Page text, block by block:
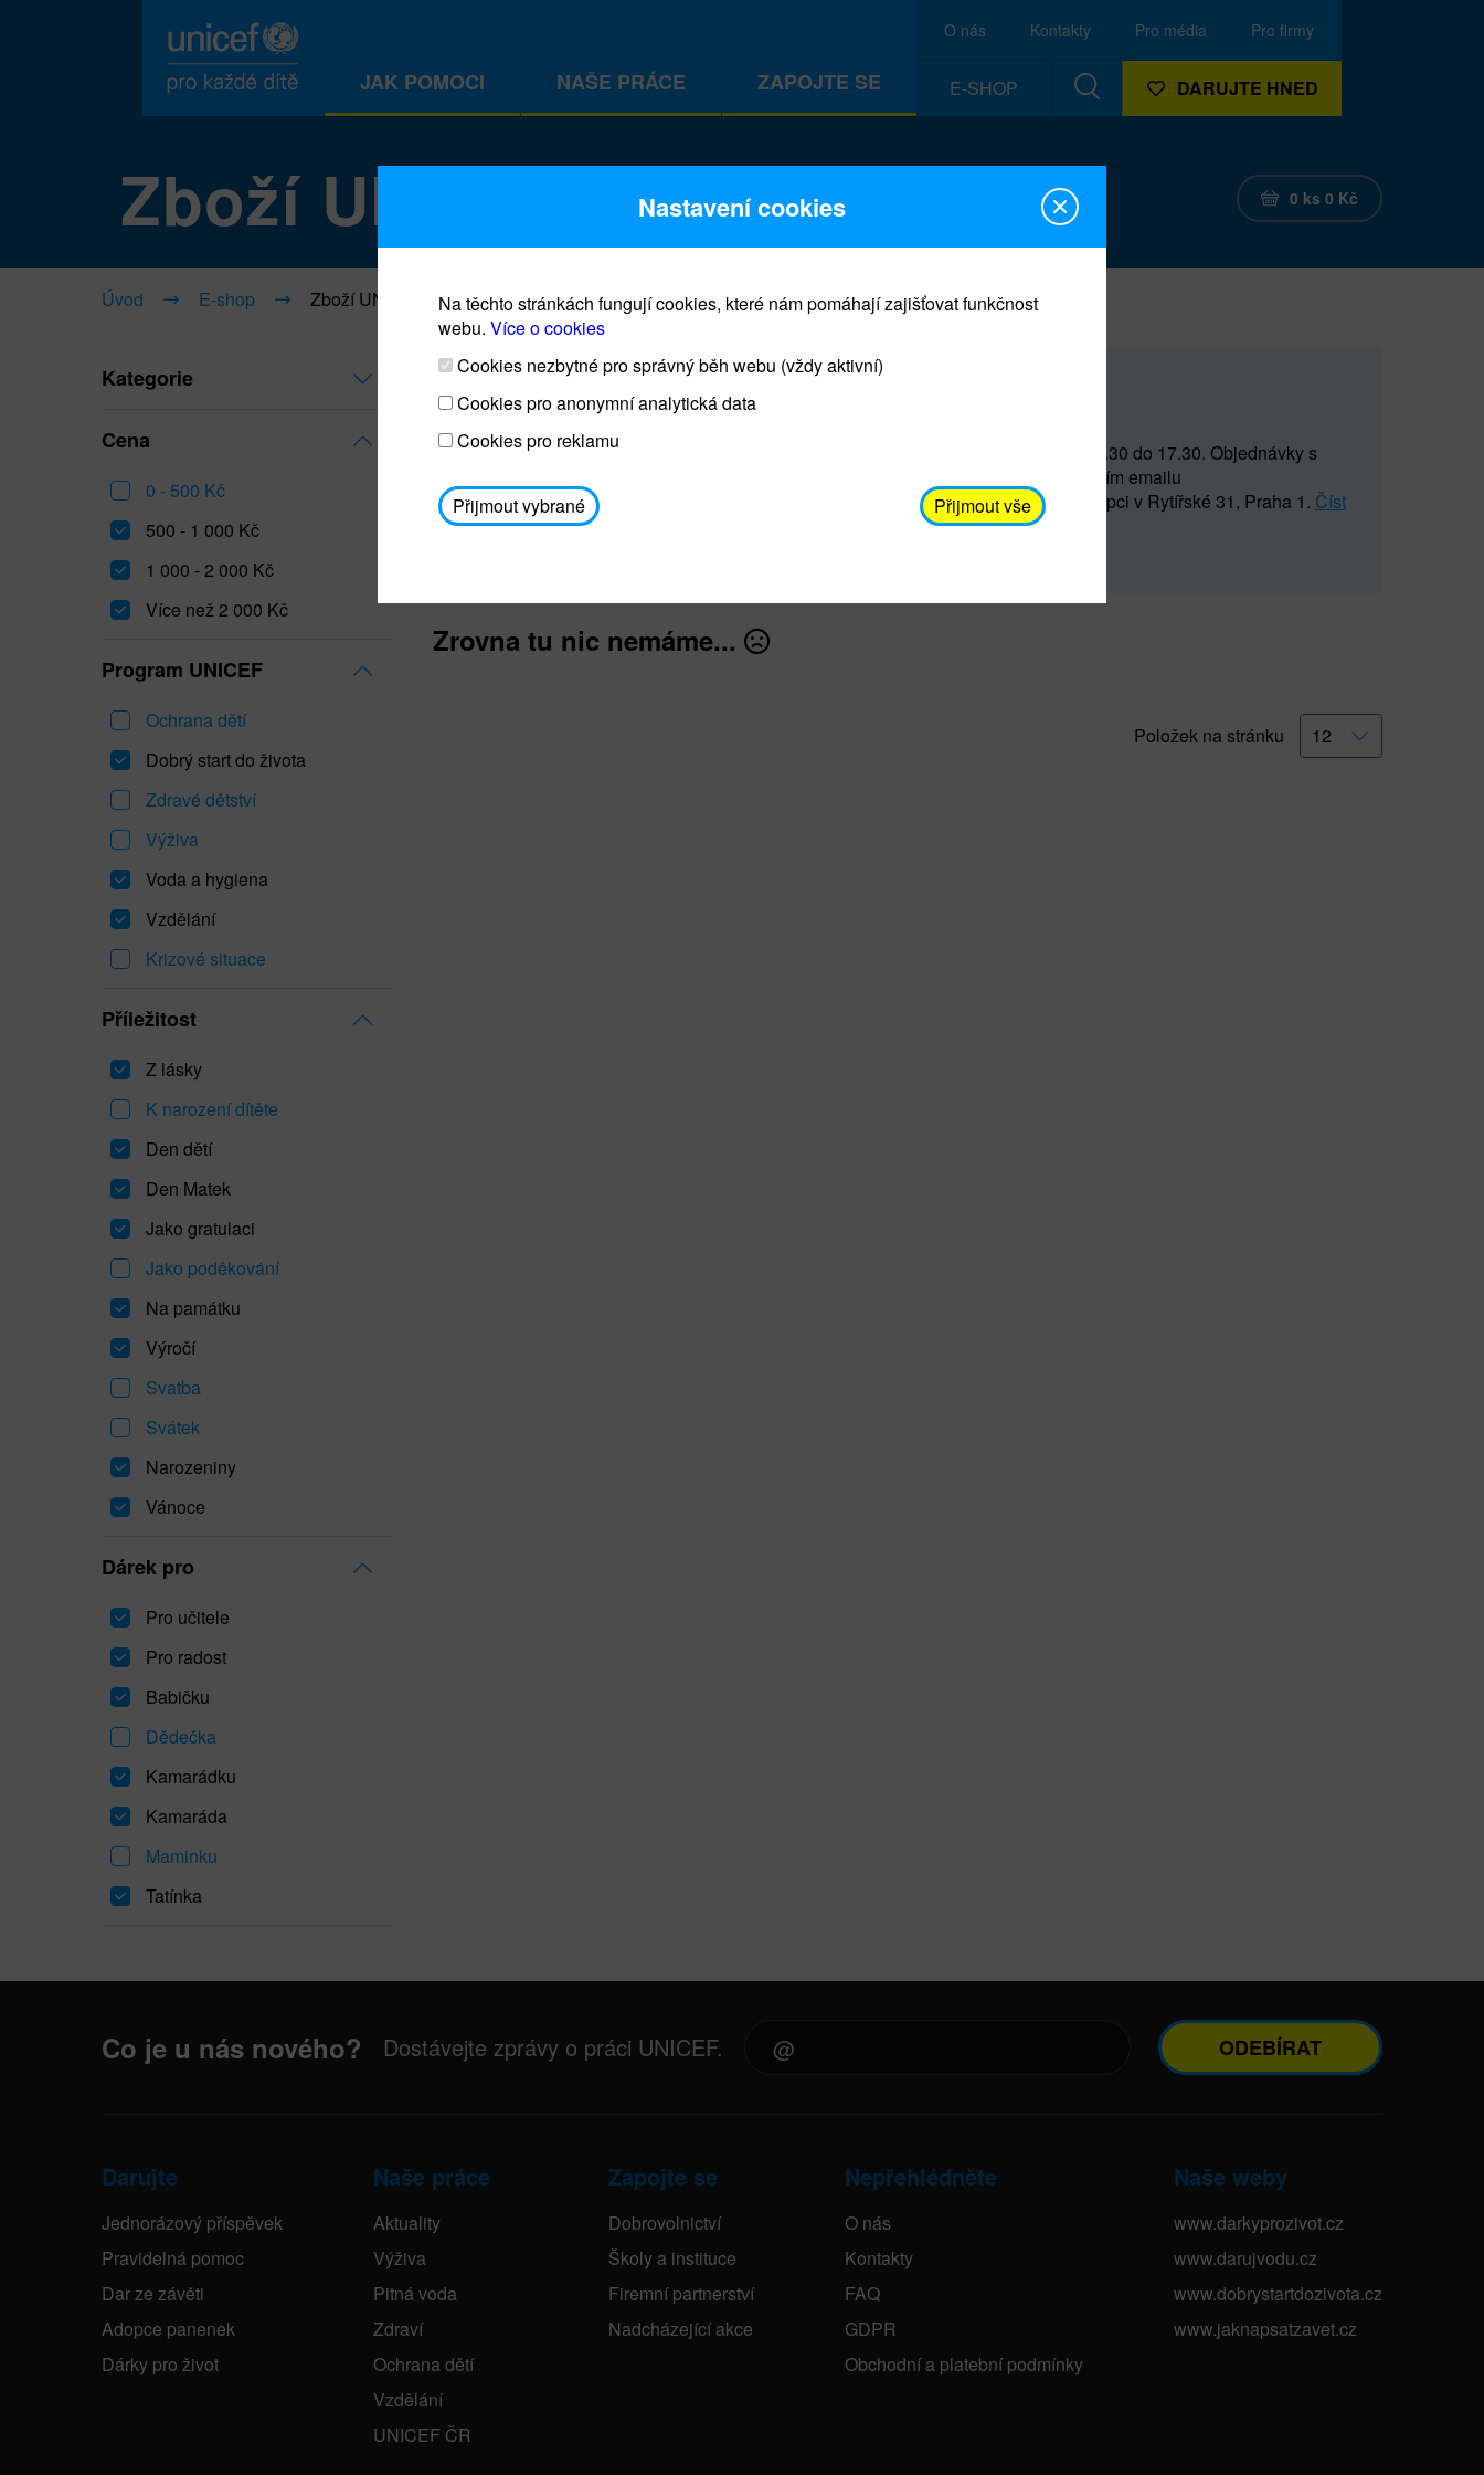
JAK POMOCI NAŠE PRÁCE ZAPOJTE SE
O nás Kontakty Pro média Pro firmy
E-SHOP DARUJTE HNED
Zboží UNICEF 0 ks 0 Kč
Úvod E-shop Zboží UNICEF
Kategorie
Cena
0 - 500 Kč
500 - 1 000 Kč
1 000 - 2 000 Kč
Více než 2 000 Kč
Program UNICEF
Ochrana dětí
Dobrý start do života
Zdravé dětství
Výživa
Voda a hygiena
Vzdělání
Krizové situace
Příležitost
Z lásky
K narození dítěte
Den dětí
Den Matek
Jako gratulaci
Jako poděkování
Na památku
Výročí
Svatba
Svátek
Narozeniny
Vánoce
Dárek pro
Pro učitele
Pro radost
Babičku
Dědečka
Kamarádku
Kamaráda
Maminku
Tatínka
Prodej blahopřání a dárků UNICEF
Prodejna UNICEF bude otevřena každý čtvrtek o 11 do 15 a od 15.30 do 17.30. Objednávky s
osobním odběrem je možné vyzvednout po domluvě (prostřednictvím emailu
avodickova@unicef.cz nebo telefonním čísle 606 655 547) na recepci v Rytířské 31, Praha 1. Číst
dále
Zrovna tu nic nemáme...
Položek na stránku
Co je u nás nového? Dostávejte zprávy o práci UNICEF. ODEBÍRAT
Darujte
Jednorázový příspěvek
Pravidelná pomoc
Dar ze závěti
Adopce panenek
Dárky pro život
Naše práce
Aktuality
Výživa
Pitná voda
Zdraví
Ochrana dětí
Vzdělání
UNICEF ČR
Zapojte se
Dobrovolnictví
Školy a instituce
Firemní partnerství
Nadcházející akce
Nepřehlédněte
O nás
Kontakty
FAQ
GDPR
Obchodní a platební podmínky
Naše weby
www.darkyprozivot.cz
www.darujvodu.cz
www.dobrystartdozivota.cz
www.jaknapsatzavet.cz
Nastavení cookies
Na těchto stránkách fungují cookies, které nám pomáhají zajišťovat funkčnost
webu. Více o cookies
Cookies nezbytné pro správný běh webu (vždy aktivní)
Cookies pro anonymní analytická data
Cookies pro reklamu
Přijmout vybrané Přijmout vše